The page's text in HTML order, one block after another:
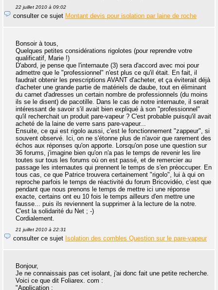
22 juillet 2010 à 09:02
consulter ce sujet Montant devis pour isolation par laine de roche
Bonsoir à tous,
Quelques petites considérations rigolotes (pour reprendre votre
qualificatif, Marie !)
D'abord, je pense que l'internaute (3) sera d'accord avec moi pour
admettre que le "professionnel" n'est plus ce qu'il était. En fait, il
faudrait obtenir les prescriptions AVANT d'acheter, et ça éviterait déjà
d'acheter une grande partie de matériels de daube, tout en éliminant
du carnet d'adresses un certain nombre de professionnels (du moins
ils se le disent) de pacotille. Dans le cas de notre internaute, il serait
intéressant de savoir s'il avait bien expliqué à son "professionnel"
qu'il recherchait un produit pare-vapeur ? C'est probable puisqu'il avait
acheté de la laine de verre sans pare-vapeur...
Ensuite, ce qui est rigolo aussi, c'est le fonctionnement "zappeur", si
souvent observé. Ici, on ne s'étonne plus de n'avoir que rarement des
échos aux réponses qu'on apporte. Lorsqu'on pose une question sur
36 forums, j'imagine bien qu'on n'a pas le temps de revenir les lire
toutes sur tous les forums où on est passé, et de remercier au
passage les internautes qui prennent le temps de s'en préoccuper. En
tous cas, ce que Patrice trouvera certainement "rigolo", lui à qui on
reproche parfois le temps de réactivité du forum Bricovidéo, c'est que
pendant que nous prenons le temps de mettre ici une réponse
exacte, certains ont eu 10 fois le temps ailleurs d'en mettre une
fausse... puis ils reviennent la supprimer à la lecture de la notre.
C'est la solidarité du Net ; -)
Cordialement.
21 juillet 2010 à 22:31
consulter ce sujet Isolation des combles Question sur le pare-vapeur
Bonjour,
Je ne connaissais pas cet isolant, j'ai donc fait une petite recherche.
Voici ce que dit Foliarex. com :
"Application :